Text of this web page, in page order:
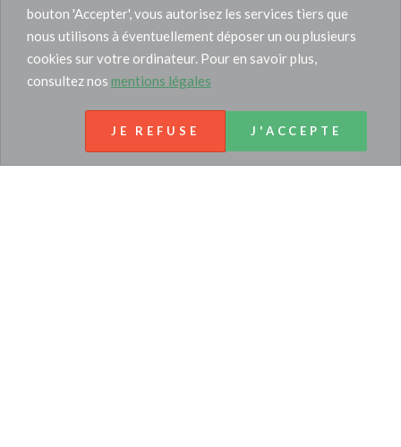
bouton 'Accepter', vous autorisez les services tiers que
nous utilisons à éventuellement déposer un ou plusieurs
cookies sur votre ordinateur. Pour en savoir plus,
consultez nos mentions légales
JE REFUSE J'ACCEPTE